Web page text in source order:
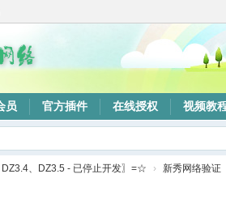
员 官方插件 在线授权 视频教
、DZ3.5 - 已停止开发〗=☆ › 新秀网络验证